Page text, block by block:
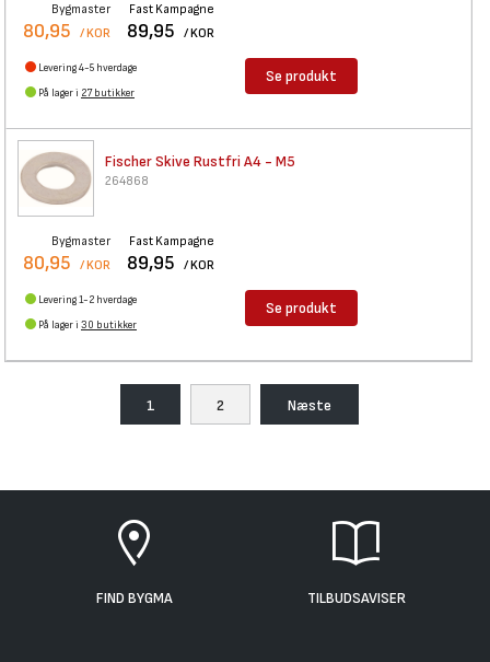
Bygmaster
80,95 / KOR
Fast Kampagne
89,95 / KOR
Levering 4-5 hverdage
På lager i 27 butikker
Se produkt
Fischer Skive Rustfri A4 - M5
264868
Bygmaster
80,95 / KOR
Fast Kampagne
89,95 / KOR
Levering 1-2 hverdage
På lager i 30 butikker
Se produkt
1 2 Næste
FIND BYGMA TILBUDSAVISER